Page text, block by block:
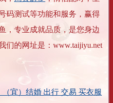
码测试等功能和服务，赢得
，专业成就品质，是您身边
们的网址是：www.taijiyu.net
（宜）结婚 出行 交易 买衣服